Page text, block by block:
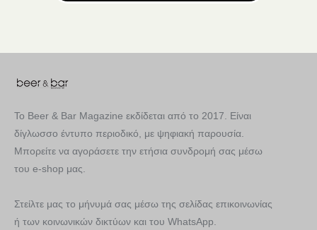
Το Beer & Bar Magazine εκδίδεται από το 2017. Είναι
δίγλωσσο έντυπο περιοδικό, με ψηφιακή παρουσία.
Μπορείτε να αγοράσετε την ετήσια συνδρομή σας μέσω
του e-shop μας.
Στείλτε μας το μήνυμά σας μέσω της σελίδας επικοινωνίας
ή των κοινωνικών δικτύων και του WhatsApp.